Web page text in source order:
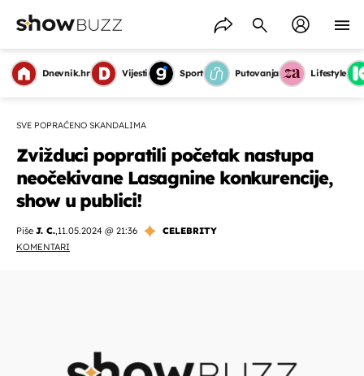
Dnevnik.hr Vijesti Sport Putovanja Lifestyle
SVE POPRAĆENO SKANDALIMA
Zvižduci popratili početak nastupa
neočekivane Lasagnine konkurencije,
show u publici!
Piše J. C.,11.05.2024 @ 21:36
CELEBRITY
KOMENTARI